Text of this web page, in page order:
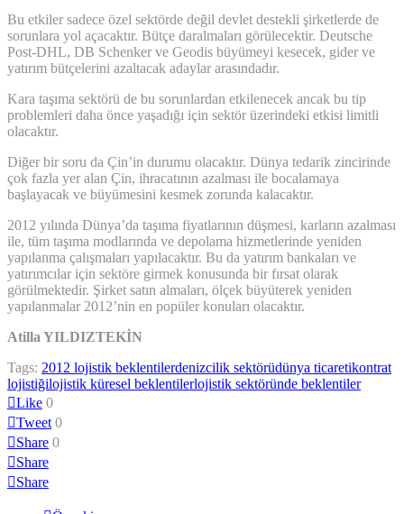
Bu etkiler sadece özel sektörde değil devlet destekli şirketlerde de
sorunlara yol açacaktır. Bütçe daralmaları görülecektir. Deutsche
Post-DHL, DB Schenker ve Geodis büyümeyi kesecek, gider ve
yatırım bütçelerini azaltacak adaylar arasındadır.
Kara taşıma sektörü de bu sorunlardan etkilenecek ancak bu tip
problemleri daha önce yaşadığı için sektör üzerindeki etkisi limitli
olacaktır.
Diğer bir soru da Çin’in durumu olacaktır. Dünya tedarik zincirinde
çok fazla yer alan Çin, ihracatının azalması ile bocalamaya
başlayacak ve büyümesini kesmek zorunda kalacaktır.
2012 yılında Dünya’da taşıma fiyatlarının düşmesi, karların azalması
ile, tüm taşıma modlarında ve depolama hizmetlerinde yeniden
yapılanma çalışmaları yapılacaktır. Bu da yatırım bankaları ve
yatırımcılar için sektöre girmek konusunda bir fırsat olarak
görülmektedir. Şirket satın almaları, ölçek büyüterek yeniden
yapılanmalar 2012’nin en popüler konuları olacaktır.
Atilla YILDIZTEKİN
Tags: 2012 lojistik beklentilerdenizcilik sektörüdünya ticaretikontrat
lojistiğilojistik küresel beklentilerlojistik sektöründe beklentiler
Like 0
Tweet 0
Share 0
Share
Share